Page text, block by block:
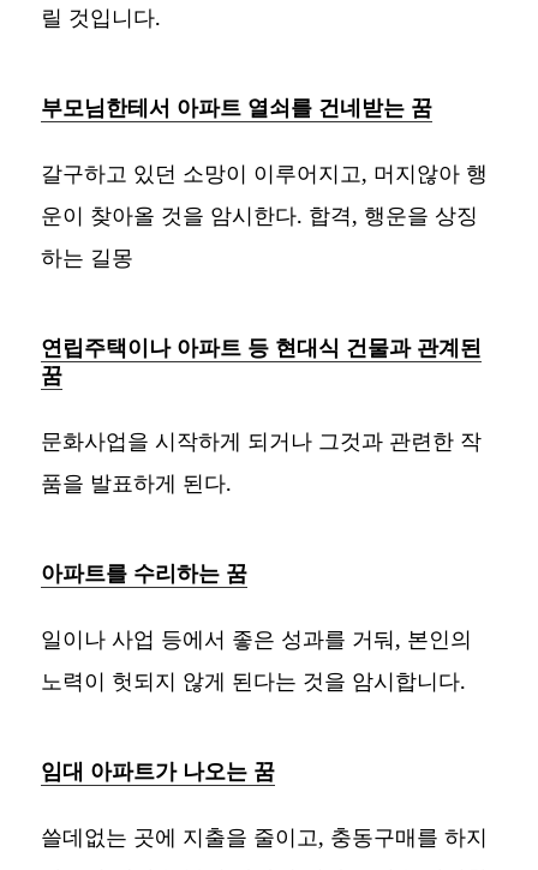
릴 것입니다.
부모님한테서 아파트 열쇠를 건네받는 꿈
갈구하고 있던 소망이 이루어지고, 머지않아 행
운이 찾아올 것을 암시한다. 합격, 행운을 상징
하는 길몽
연립주택이나 아파트 등 현대식 건물과 관계된
꿈
문화사업을 시작하게 되거나 그것과 관련한 작
품을 발표하게 된다.
아파트를 수리하는 꿈
일이나 사업 등에서 좋은 성과를 거둬, 본인의
노력이 헛되지 않게 된다는 것을 암시합니다.
임대 아파트가 나오는 꿈
쓸데없는 곳에 지출을 줄이고, 충동구매를 하지